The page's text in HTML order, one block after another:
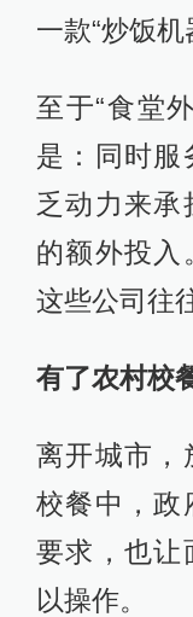
一款“炒饭机
至于“食堂
是：同时服
乏动力来承
的额外投入
这些公司往
有了农村校
离开城市，
校餐中，政
要求，也让
以操作。